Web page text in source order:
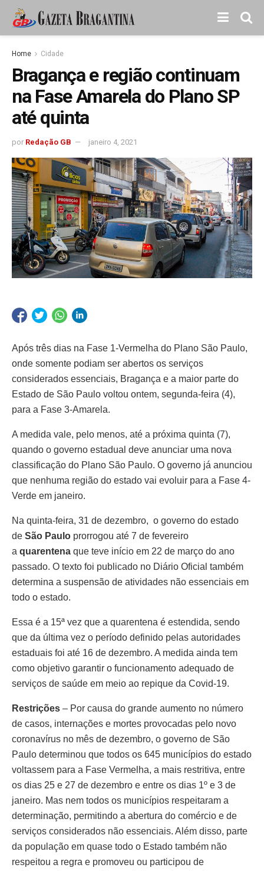
Home Cidade
Bragança e região continuam
na Fase Amarela do Plano SP
até quinta
por Redação GB janeiro 4, 2021
Após três dias na Fase 1-Vermelha do Plano São Paulo,
onde somente podiam ser abertos os serviços
considerados essenciais, Bragança e a maior parte do
Estado de São Paulo voltou ontem, segunda-feira (4),
para a Fase 3-Amarela.
A medida vale, pelo menos, até a próxima quinta (7),
quando o governo estadual deve anunciar uma nova
classificação do Plano São Paulo. O governo já anunciou
que nenhuma região do estado vai evoluir para a Fase 4-
Verde em janeiro.
Na quinta-feira, 31 de dezembro, o governo do estado
de São Paulo prorrogou até 7 de fevereiro
a quarentena que teve início em 22 de março do ano
passado. O texto foi publicado no Diário Oficial também
determina a suspensão de atividades não essenciais em
todo o estado.
Essa é a 15ª vez que a quarentena é estendida, sendo
que da última vez o período definido pelas autoridades
estaduais foi até 16 de dezembro. A medida ainda tem
como objetivo garantir o funcionamento adequado de
serviços de saúde em meio ao repique da Covid-19.
Restrições – Por causa do grande aumento no número
de casos, internações e mortes provocadas pelo novo
coronavírus no mês de dezembro, o governo de São
Paulo determinou que todos os 645 municípios do estado
voltassem para a Fase Vermelha, a mais restritiva, entre
os dias 25 e 27 de dezembro e entre os dias 1º e 3 de
janeiro. Mas nem todos os municípios respeitaram a
determinação, permitindo a abertura do comércio e de
serviços considerados não essenciais. Além disso, parte
da população em quase todo o Estado também não
respeitou a regra e promoveu ou participou de